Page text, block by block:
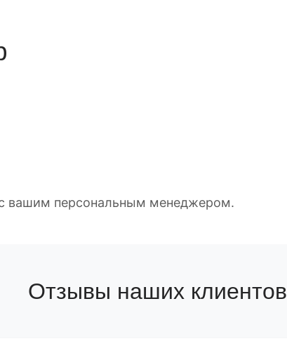
вашим персональным менеджером.
Отзывы наших клиентов